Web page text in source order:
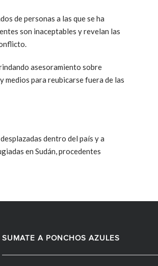
de personas a las que se ha
son inaceptables y revelan las
asesoramiento sobre
para reubicarse fuera de las
dentro del país y a
en Sudán, procedentes
SUMATE A PONCHOS AZULES